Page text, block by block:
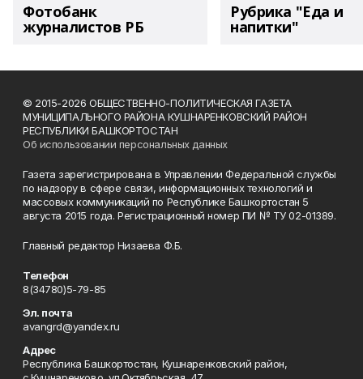
Фотобанк
журналистов РБ
Рубрика "Еда и
напитки"
© 2015-2026 ОБЩЕСТВЕННО-ПОЛИТИЧЕСКАЯ ГАЗЕТА
МУНИЦИПАЛЬНОГО РАЙОНА КУШНАРЕНКОВСКИЙ РАЙОН
РЕСПУБЛИКИ БАШКОРТОСТАН
Об использовании персональных данных
Газета зарегистрирована в Управлении Федеральной службы
по надзору в сфере связи, информационных технологий и
массовых коммуникаций по Республике Башкортостан 5
августа 2015 года. Регистрационный номер ПИ № ТУ 02-01389.
Главный редактор Низаева Ф.Б.
Телефон
8(34780)5-79-85
Эл. почта
avangrd@yandex.ru
Адрес
Республика Башкортостан, Кушнаренковский район,